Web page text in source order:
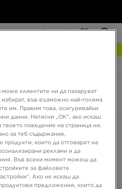
Clifton 9
Филтрирай
може клиентите ни да пазаруват
във възможно най-голяма
им. Правим това, осигурявайки
данни. Натисни „ОК“, ако искаш
поведение на страница ни,
за теб съдържание,
продукти, които да отговарят на
реклами и да
Във всеки момент можеш да
за файловете
Ако не искаш да
предложения, които да